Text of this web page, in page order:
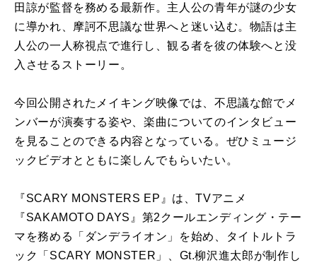
田諒が監督を務める最新作。 主人公の青年が謎の少女
に導かれ、
摩訶不思議な世界へと迷い込む。 物語は主
人公の一人称視点で進行し、観る者を彼の体験へと没
入させるストーリー。
今回公開 されたメイキング映像では、 不思議な館でメ
ンバーが演奏する姿や、楽曲についてのインタビュー
を見ることのできる内容となっている 。ぜひミュージ
ックビデオとともに楽しんでもらいたい。
『SCARY MONSTERS EP』は、TVアニメ
『SAKAMOTO DAYS』第2クールエンディング・テー
マを務める「 ダンデライオン」を始め、タイトルトラ
ック「 SCARY MONSTER 」、Gt.柳沢進太郎が制作し